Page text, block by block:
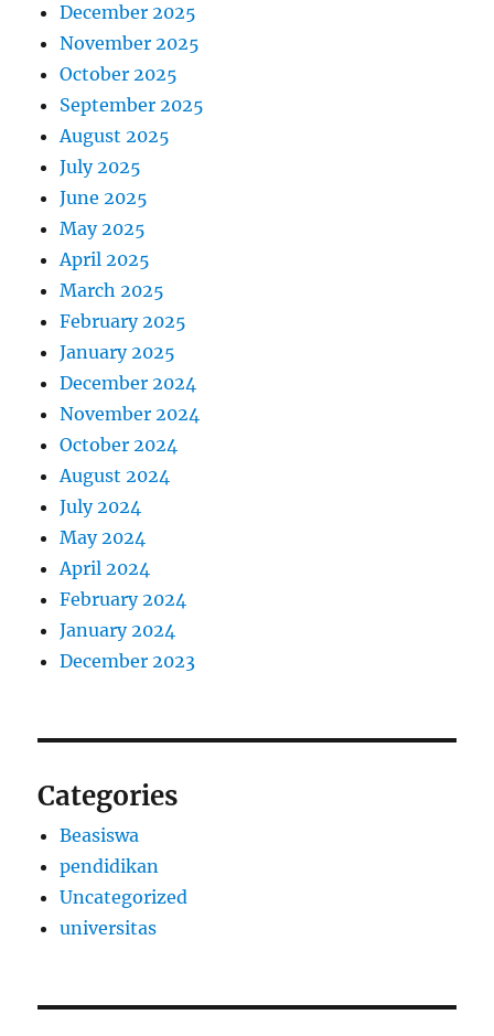
December 2025
November 2025
October 2025
September 2025
August 2025
July 2025
June 2025
May 2025
April 2025
March 2025
February 2025
January 2025
December 2024
November 2024
October 2024
August 2024
July 2024
May 2024
April 2024
February 2024
January 2024
December 2023
Categories
Beasiswa
pendidikan
Uncategorized
universitas